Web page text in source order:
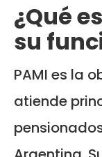
¿Qué
su
PAMI es la
atiende